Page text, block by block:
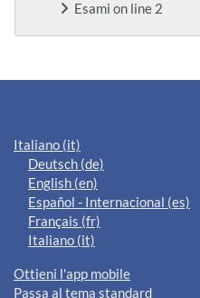
Esami on line 2
Blocchi supplementari
Italiano ‎(it)‎
Deutsch ‎(de)‎
English ‎(en)‎
Español - Internacional ‎(es)‎
Français ‎(fr)‎
Italiano ‎(it)‎
Ottieni l'app mobile
Passa al tema standard